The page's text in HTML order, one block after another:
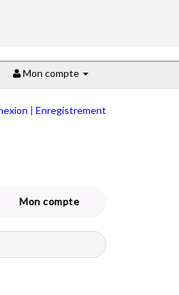
Mon compte
| Enregistrement
Mon compte